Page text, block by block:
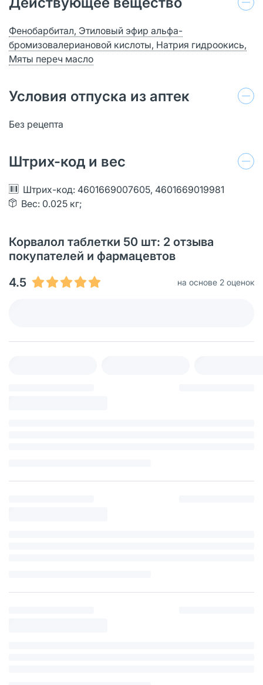
Фенобарбитал, Этиловый эфир альфа-
бромизовалериановой кислоты, Натрия гидроокись,
Мяты переч масло
Условия отпуска из аптек
Без рецепта
Штрих-код и вес
Штрих-код: 4601669007605, 4601669019981
Вес: 0.025 кг;
Корвалол таблетки 50 шт: 2 отзыва
покупателей и фармацевтов
4.5
на основе 2 оценок